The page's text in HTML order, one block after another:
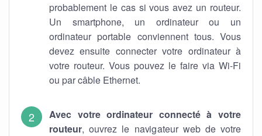
probablement le cas si vous avez un routeur.
Un smartphone, un ordinateur ou un
ordinateur portable conviennent tous. Vous
devez ensuite connecter votre ordinateur à
votre routeur. Vous pouvez le faire via Wi-Fi
ou par câble Ethernet.
Avec votre ordinateur connecté à votre
routeur, ouvrez le navigateur web de votre